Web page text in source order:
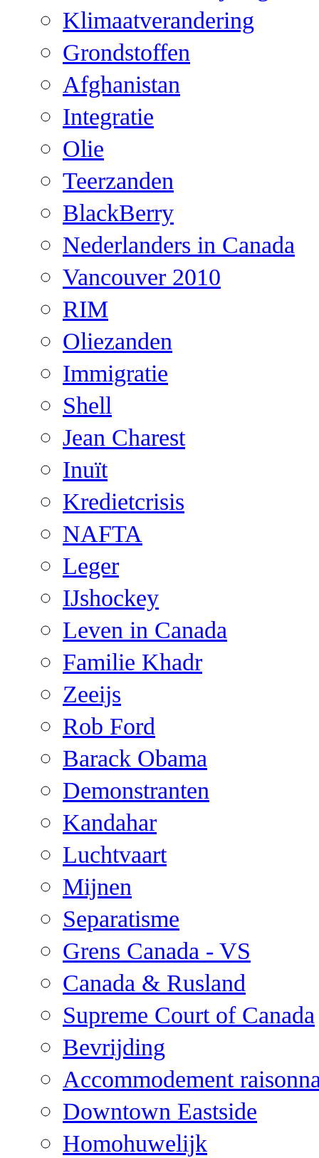
Klimaatverandering
Grondstoffen
Afghanistan
Integratie
Olie
Teerzanden
BlackBerry
Nederlanders in Canada
Vancouver 2010
RIM
Oliezanden
Immigratie
Shell
Jean Charest
Inuït
Kredietcrisis
NAFTA
Leger
IJshockey
Leven in Canada
Familie Khadr
Zeeijs
Rob Ford
Barack Obama
Demonstranten
Kandahar
Luchtvaart
Mijnen
Separatisme
Grens Canada - VS
Canada & Rusland
Supreme Court of Canada
Bevrijding
Accommodement
Downtown Eastside
Homohuwelijk